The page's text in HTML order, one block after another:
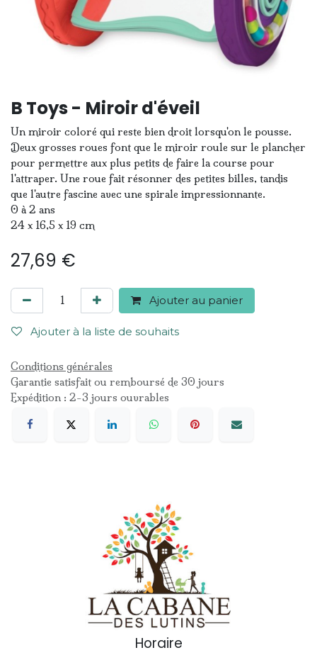
B Toys - Miroir d'éveil
Un miroir coloré qui reste bien droit lorsqu'on le pousse.
Deux grosses roues font que le miroir roule sur le plancher
pour permettre aux plus petits de faire la course pour
l'attraper. Une roue fait résonner des petites billes, tandis
que l'autre fascine avec une spirale impressionnante.
0 à 2 ans
24 x 16,5 x 19 cm
27,69 €
Ajouter au panier
Ajouter à la liste de souhaits
Conditions générales
Garantie satisfait ou remboursé de 30 jours
Expédition : 2-3 jours ouvrables
Horaire